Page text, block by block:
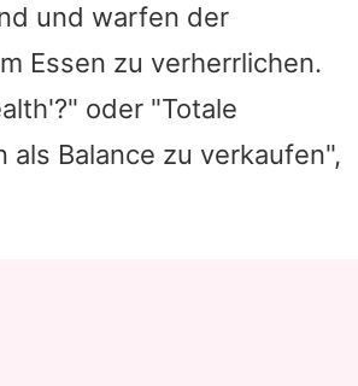
und warfen der
Essen zu verherrlichen.
oder "Totale
Balance zu verkaufen",